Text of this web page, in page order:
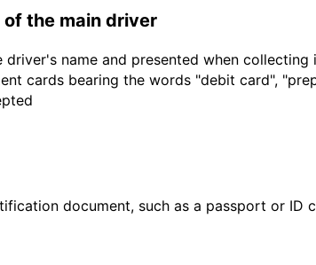
the main driver
name and presented when
cards bearing the words "debit card",
document, such as a passport or ID